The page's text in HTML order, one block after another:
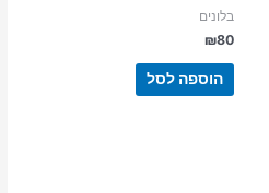
בלונים
₪80
הוספה לסל